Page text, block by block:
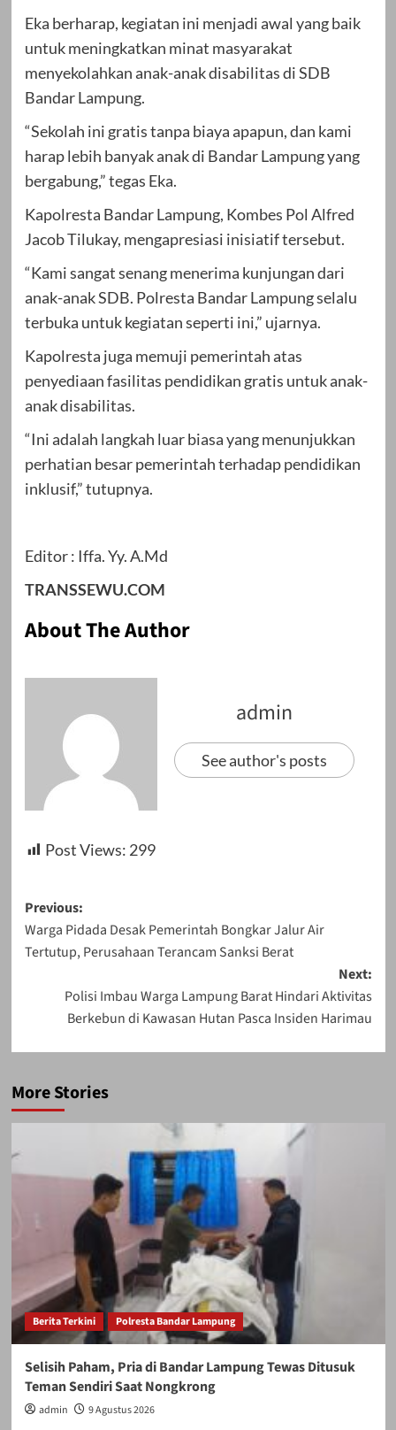
Eka berharap, kegiatan ini menjadi awal yang baik
untuk meningkatkan minat masyarakat
menyekolahkan anak-anak disabilitas di SDB
Bandar Lampung.
“Sekolah ini gratis tanpa biaya apapun, dan kami
harap lebih banyak anak di Bandar Lampung yang
bergabung,” tegas Eka.
Kapolresta Bandar Lampung, Kombes Pol Alfred
Jacob Tilukay, mengapresiasi inisiatif tersebut.
“Kami sangat senang menerima kunjungan dari
anak-anak SDB. Polresta Bandar Lampung selalu
terbuka untuk kegiatan seperti ini,” ujarnya.
Kapolresta juga memuji pemerintah atas
penyediaan fasilitas pendidikan gratis untuk anak-
anak disabilitas.
“Ini adalah langkah luar biasa yang menunjukkan
perhatian besar pemerintah terhadap pendidikan
inklusif,” tutupnya.
Editor : Iffa. Yy. A.Md
TRANSSEWU.COM
About The Author
admin
See author's posts
Post Views: 299
Post
navigation
Previous:
Warga Pidada Desak Pemerintah Bongkar Jalur Air
Tertutup, Perusahaan Terancam Sanksi Berat
Next:
Polisi Imbau Warga Lampung Barat Hindari Aktivitas
Berkebun di Kawasan Hutan Pasca Insiden Harimau
More Stories
Berita Terkini Polresta Bandar Lampung
Selisih Paham, Pria di Bandar Lampung Tewas Ditusuk
Teman Sendiri Saat Nongkrong
admin 9 Agustus 2026